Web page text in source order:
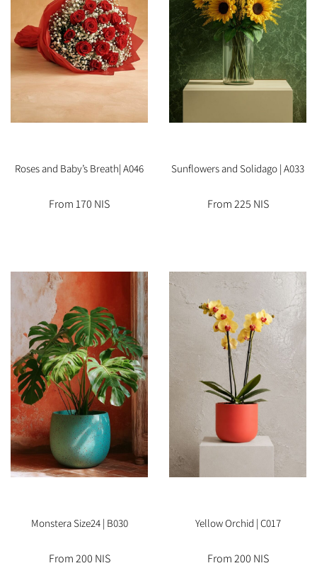
Sunflowers and Solidago | A033
From 225 NIS
Roses and Baby’s Breath| A046
From 170 NIS
Yellow Orchid | C017
From 200 NIS
Monstera Size24 | B030
From 200 NIS